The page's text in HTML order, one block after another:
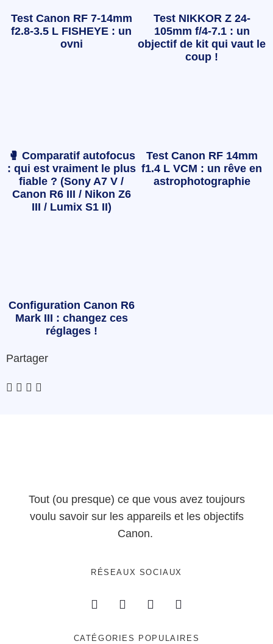
Test Canon RF 7-14mm
f2.8-3.5 L FISHEYE : un
ovni
Test NIKKOR Z 24-
105mm f/4-7.1 : un
objectif de kit qui vaut le
coup !
🥊 Comparatif autofocus
: qui est vraiment le plus
fiable ? (Sony A7 V /
Canon R6 III / Nikon Z6
III / Lumix S1 II)
Test Canon RF 14mm
f1.4 L VCM : un rêve en
astrophotographie
Configuration Canon R6
Mark III : changez ces
réglages !
Partager
Tout (ou presque) ce que vous avez toujours
voulu savoir sur les appareils et les objectifs
Canon.
RÉSEAUX SOCIAUX
CATÉGORIES POPULAIRES